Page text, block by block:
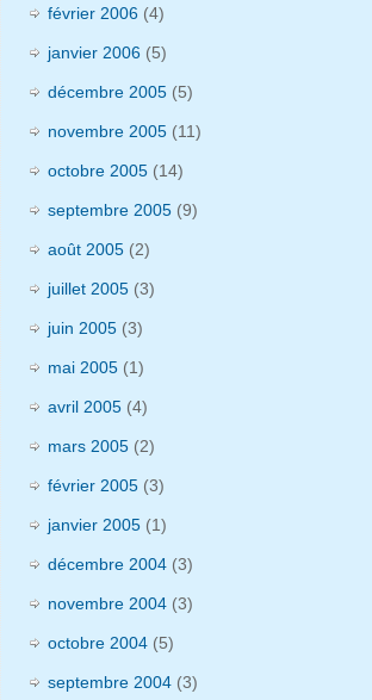
février 2006 (4)
janvier 2006 (5)
décembre 2005 (5)
novembre 2005 (11)
octobre 2005 (14)
septembre 2005 (9)
août 2005 (2)
juillet 2005 (3)
juin 2005 (3)
mai 2005 (1)
avril 2005 (4)
mars 2005 (2)
février 2005 (3)
janvier 2005 (1)
décembre 2004 (3)
novembre 2004 (3)
octobre 2004 (5)
septembre 2004 (3)